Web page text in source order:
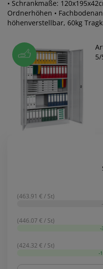
• Schrankmaße:
Ordnerhöhen •
höhenverstellbar, 60kg
5/
(463.91 € / St)
(446.07 € / St)
-
(424.32 € / St)
-